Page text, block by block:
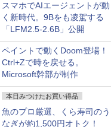
スマホでAIエージェントが動
く新時代。9Bをも凌駕する
「LFM2.5-2.6B」公開
ペイントで動くDoom登場！
Ctrl+Zで時を戻せる。
Microsoft幹部が制作
本日みつけたお買い得品
魚のプロ厳選、くら寿司のう
なぎが約1,500円オトク！